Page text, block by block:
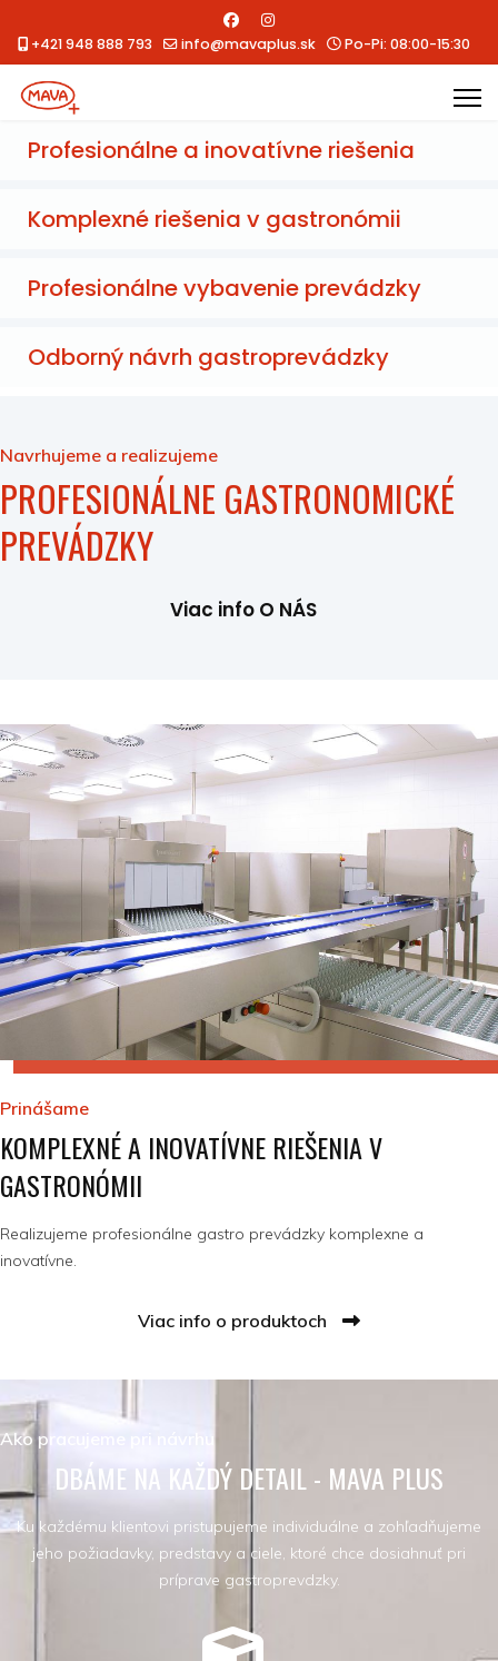
+421 948 888 793 info@mavaplus.sk Po-Pi: 08:00-15:30
Profesionálne a inovatívne riešenia
Komplexné riešenia v gastronómii
Profesionálne vybavenie prevádzky
Odborný návrh gastroprevádzky
Navrhujeme a realizujeme
PROFESIONÁLNE GASTRONOMICKÉ
PREVÁDZKY
Viac info O NÁS
Prinášame
KOMPLEXNÉ A INOVATÍVNE RIEŠENIA V
GASTRONÓMII
Realizujeme profesionálne gastro prevádzky komplexne a
inovatívne.
Viac info o produktoch
Ako pracujeme pri návrhu
DBÁME NA KAŽDÝ DETAIL - MAVA PLUS
Ku každému klientovi pristupujeme individuálne a zohľadňujeme
jeho požiadavky, predstavy a ciele, ktoré chce dosiahnuť pri
príprave gastroprevdzky.